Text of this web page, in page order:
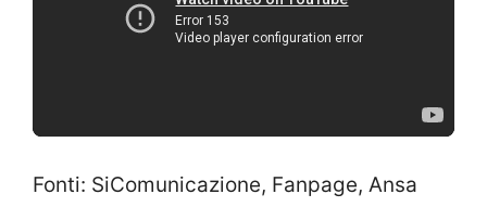
Fonti: SiComunicazione, Fanpage, Ansa